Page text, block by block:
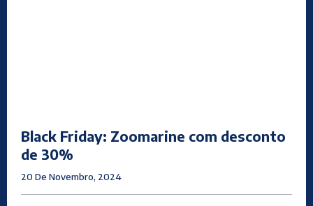
Black Friday: Zoomarine com desconto
de 30%
20 De Novembro, 2024